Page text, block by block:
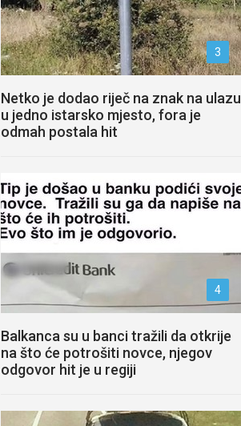
3
Netko je dodao riječ na znak na ulazu
u jedno istarsko mjesto, fora je
odmah postala hit
4
Balkanca su u banci tražili da otkrije
na što će potrošiti novce, njegov
odgovor hit je u regiji